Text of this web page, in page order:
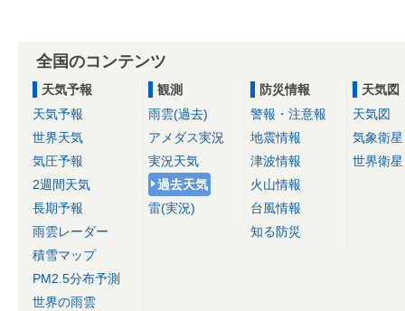
全国のコンテンツ
天気予報
天気予報
世界天気
気圧予報
2週間天気
長期予報
雨雲レーダー
積雪マップ
PM2.5分布予測
世界の雨雲
観測
雨雲(過去)
アメダス実況
実況天気
過去天気
雷(実況)
防災情報
警報・注意報
地震情報
津波情報
火山情報
台風情報
知る防災
天気図
天気図
気象衛星
世界衛星